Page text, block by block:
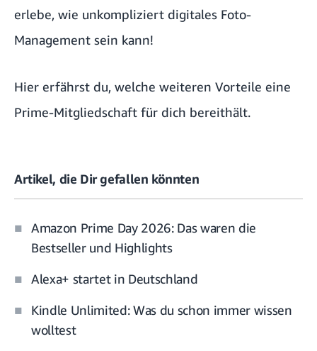
erlebe, wie unkompliziert digitales Foto-
Management sein kann!
Hier erfährst du, welche weiteren Vorteile eine
Prime-Mitgliedschaft für dich bereithält.
Artikel, die Dir gefallen könnten
Amazon Prime Day 2026: Das waren die
Bestseller und Highlights
Alexa+ startet in Deutschland
Kindle Unlimited: Was du schon immer wissen
wolltest